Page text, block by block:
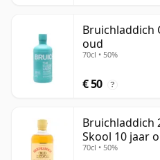
Bruichladdich
oud
70cl • 50%
€ 50 ?
Bruichladdich
Skool 10 jaar
70cl • 50%